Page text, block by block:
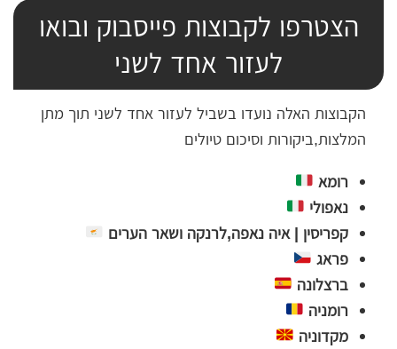
הצטרפו לקבוצות פייסבוק ובואו
לעזור אחד לשני
הקבוצות האלה נועדו בשביל לעזור אחד לשני תוך מתן
המלצות,ביקורות וסיכום טיולים
רומא
נאפולי
קפריסין | איה נאפה,לרנקה ושאר הערים
פראג
ברצלונה
רומניה
מקדוניה